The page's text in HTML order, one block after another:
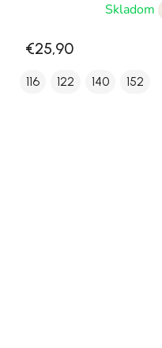
Skladom
€25,90
116 122 140 152